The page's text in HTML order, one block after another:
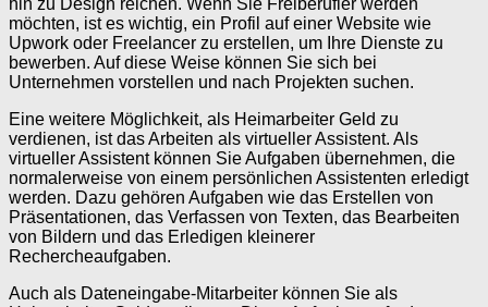
möchten, ist es wichtig, ein Profil auf einer Website wie
Upwork oder Freelancer zu erstellen, um Ihre Dienste zu
bewerben. Auf diese Weise können Sie sich bei
Unternehmen vorstellen und nach Projekten suchen.
Eine weitere Möglichkeit, als Heimarbeiter Geld zu
verdienen, ist das Arbeiten als virtueller Assistent. Als
virtueller Assistent können Sie Aufgaben übernehmen, die
normalerweise von einem persönlichen Assistenten erledigt
werden. Dazu gehören Aufgaben wie das Erstellen von
Präsentationen, das Verfassen von Texten, das Bearbeiten
von Bildern und das Erledigen kleinerer
Rechercheaufgaben.
Auch als Dateneingabe-Mitarbeiter können Sie als